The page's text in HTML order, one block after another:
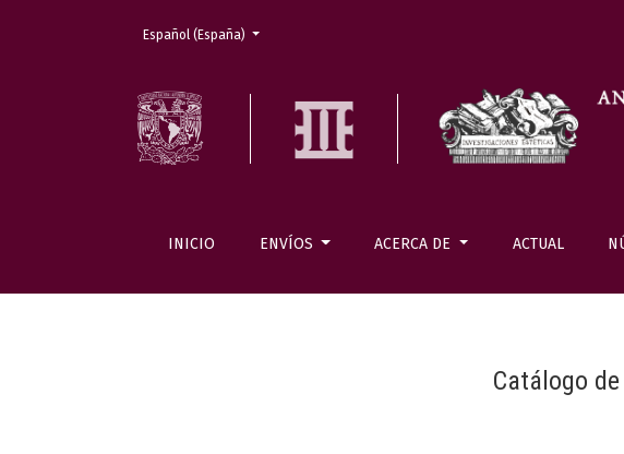
INICIO ENVÍOS ACERCA DE ACTUAL
Cambiar el idioma. El actual es:
Español (España)
Catálogo